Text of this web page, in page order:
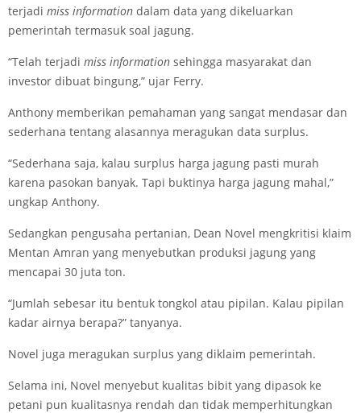
terjadi miss information dalam data yang dikeluarkan
pemerintah termasuk soal jagung.
“Telah terjadi miss information sehingga masyarakat dan
investor dibuat bingung,” ujar Ferry.
Anthony memberikan pemahaman yang sangat mendasar dan
sederhana tentang alasannya meragukan data surplus.
“Sederhana saja, kalau surplus harga jagung pasti murah
karena pasokan banyak. Tapi buktinya harga jagung mahal,”
ungkap Anthony.
Sedangkan pengusaha pertanian, Dean Novel mengkritisi klaim
Mentan Amran yang menyebutkan produksi jagung yang
mencapai 30 juta ton.
“Jumlah sebesar itu bentuk tongkol atau pipilan. Kalau pipilan
kadar airnya berapa?” tanyanya.
Novel juga meragukan surplus yang diklaim pemerintah.
Selama ini, Novel menyebut kualitas bibit yang dipasok ke
petani pun kualitasnya rendah dan tidak memperhitungkan